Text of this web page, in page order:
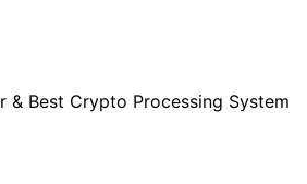
& Best Crypto Processing System